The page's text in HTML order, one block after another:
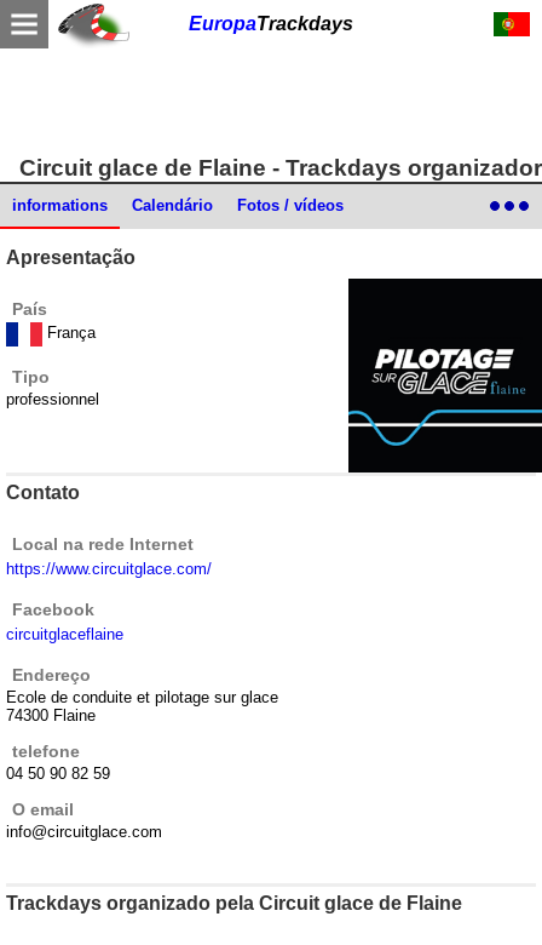
EuropaTrackdays
Circuit glace de Flaine - Trackdays organizador
informations Calendário Fotos / vídeos
Apresentação
País
França
Tipo
professionnel
Contato
Local na rede Internet
https://www.circuitglace.com/
Facebook
circuitglaceflaine
Endereço
Ecole de conduite et pilotage sur glace
74300 Flaine
telefone
04 50 90 82 59
O email
info@circuitglace.com
Trackdays organizado pela Circuit glace de Flaine